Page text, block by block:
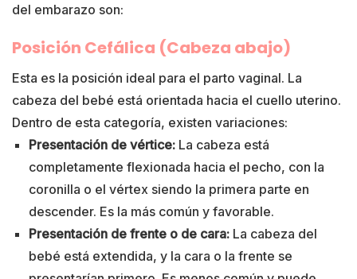
del embarazo son:
Posición Cefálica (Cabeza abajo)
Esta es la posición ideal para el parto vaginal. La
cabeza del bebé está orientada hacia el cuello uterino.
Dentro de esta categoría, existen variaciones:
Presentación de vértice:La cabeza está
completamente flexionada hacia el pecho, con la
coronilla o el vértex siendo la primera parte en
descender. Es la más común y favorable.
Presentación de frente o de cara:La cabeza del
bebé está extendida, y la cara o la frente se